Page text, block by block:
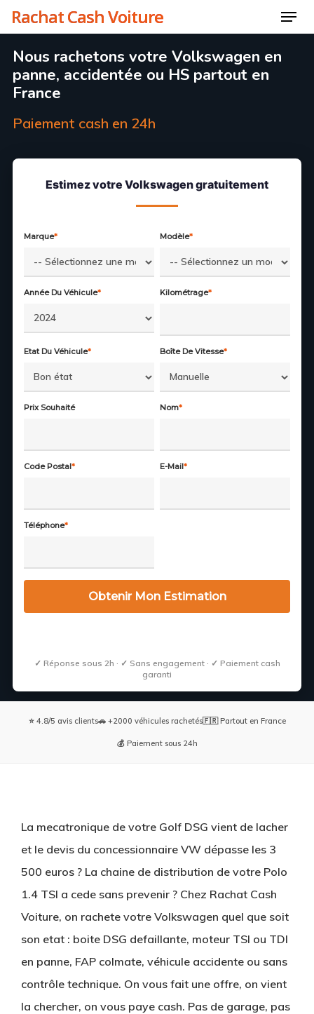
Skip
to
main
content
Rachat Cash Voiture Menu
Nous rachetons votre Volkswagen en
panne, accidentée ou HS partout en
France
Paiement cash en 24h
Estimez votre Volkswagen gratuitement
Année Du Véhicule*
Marque* Modèle*
Kilométrage*
Etat Du Véhicule* Boîte De Vitesse*
Prix Souhaité Nom*
Code Postal* E-Mail*
Téléphone*
✓ Réponse sous 2h · ✓ Sans engagement · ✓ Paiement cash
garanti
⭐ 4.8/5 avis clients🚗 +2000 véhicules rachetés🇫🇷 Partout en France
💰 Paiement sous 24h
La mecatronique de votre Golf DSG vient de lacher
et le devis du concessionnaire VW dépasse les 3
500 euros ? La chaine de distribution de votre Polo
1.4 TSI a cede sans prevenir ? Chez Rachat Cash
Voiture, on rachete votre Volkswagen quel que soit
son etat : boite DSG defaillante, moteur TSI ou TDI
en panne, FAP colmate, véhicule accidente ou sans
contrôle technique. On vous fait une offre, on vient
la chercher, on vous paye cash. Pas de garage, pas